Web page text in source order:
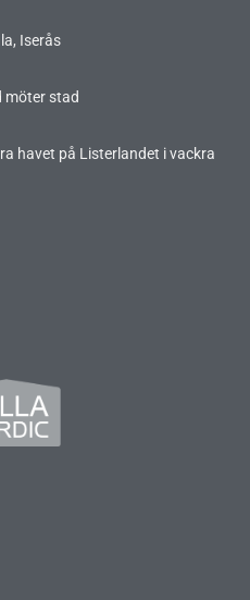
Iserås
möter stad
havet på Listerlandet i vackra